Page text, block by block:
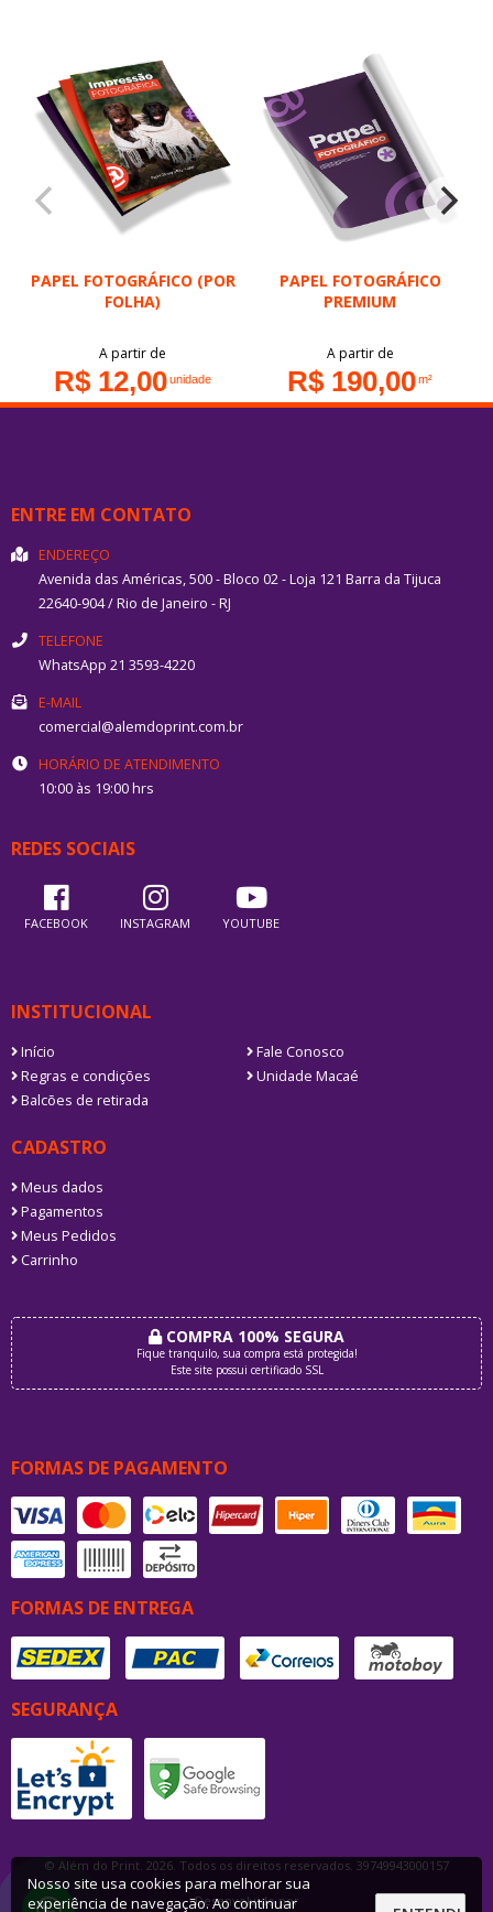
PAPEL FOTOGRÁFICO (POR
FOLHA)
A partir de
R$ 12,00unidade
PAPEL FOTOGRÁFICO
PREMIUM
A partir de
R$ 190,00m²
ENTRE EM CONTATO
ENDEREÇO
Avenida das Américas, 500 - Bloco 02 - Loja 121 Barra da Tijuca
22640-904/Rio de Janeiro - RJ
TELEFONE
WhatsApp 21 3593-4220
E-MAIL
comercial@alemdoprint.com.br
HORÁRIO DE ATENDIMENTO
10:00 às 19:00 hrs
REDES SOCIAIS
FACEBOOK INSTAGRAM YOUTUBE
INSTITUCIONAL
Início
Fale Conosco
Regras e condições
Unidade Macaé
Balcões de retirada
CADASTRO
Meus dados
Pagamentos
Meus Pedidos
Carrinho
COMPRA 100% SEGURA
Fique tranquilo, sua compra está protegida!
Este site possui certificado SSL
FORMAS DE PAGAMENTO
FORMAS DE ENTREGA
SEGURANÇA
© Além do Print. 2026. Todos os direitos reservados. 39749943000157
Desenvolvido por
Nosso site usa cookies para melhorar sua
experiência de navegação. Ao continuar